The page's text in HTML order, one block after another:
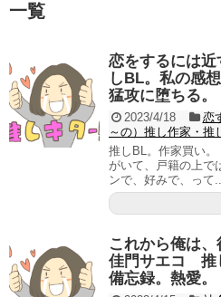
一覧
恋をするには
しBL。私の感
猛攻に堕ちる。
2023/4/18 恋
～の）推し作家・推
推しBL。作家買い
がいて、戸籍の上で
ンで、好みで、って
これから俺は
佳門サエコ 推
備忘録。熱愛。